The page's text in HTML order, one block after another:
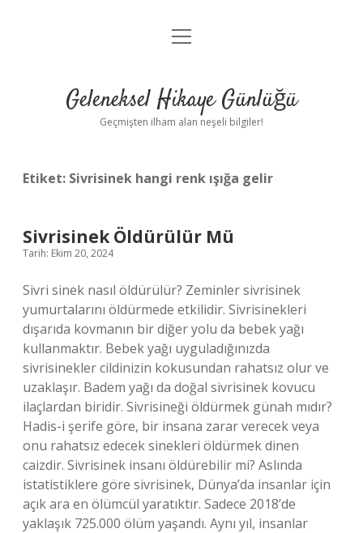
Anasayfa
Yasal Uyarı
menüyü
Geleneksel Hikaye Günlüğü
Geçmişten ilham alan neşeli bilgiler!
Etiket: Sivrisinek hangi renk ışığa gelir
Sivrisinek Öldürülür Mü
Tarih: Ekim 20, 2024
Sivri sinek nasıl öldürülür? Zeminler sivrisinek
yumurtalarını öldürmede etkilidir. Sivrisinekleri
dışarıda kovmanın bir diğer yolu da bebek yağı
kullanmaktır. Bebek yağı uyguladığınızda
sivrisinekler cildinizin kokusundan rahatsız olur ve
uzaklaşır. Badem yağı da doğal sivrisinek kovucu
ilaçlardan biridir. Sivrisineği öldürmek günah mıdır?
Hadis-i şerife göre, bir insana zarar verecek veya
onu rahatsız edecek sinekleri öldürmek dinen
caizdir. Sivrisinek insanı öldürebilir mi? Aslında
istatistiklere göre sivrisinek, Dünya’da insanlar için
açık ara en ölümcül yaratıktır. Sadece 2018’de
yaklaşık 725.000 ölüm yaşandı. Aynı yıl, insanlar